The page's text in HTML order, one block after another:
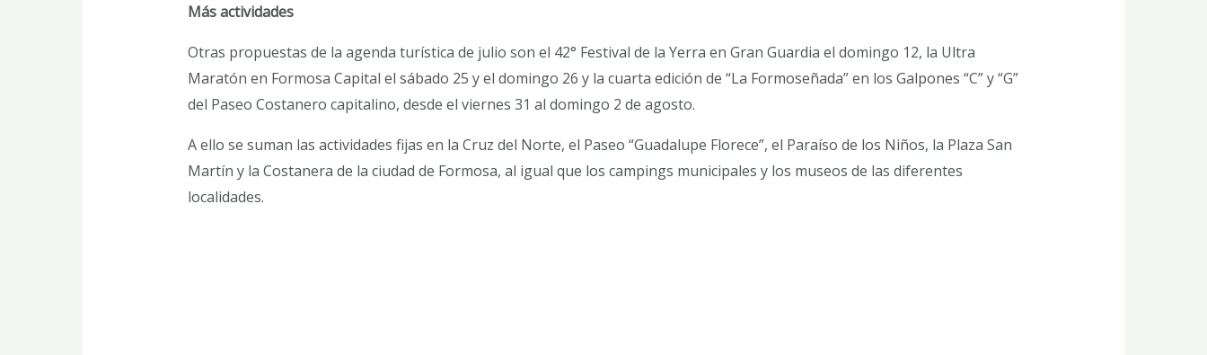
Más actividades
Otras propuestas de la agenda turística de julio son el 42° Festival de la Yerra en Gran Guardia el domingo 12, la Ultra
Maratón en Formosa Capital el sábado 25 y el domingo 26 y la cuarta edición de “La Formoseñada” en los Galpones “C” y “G”
del Paseo Costanero capitalino, desde el viernes 31 al domingo 2 de agosto.
A ello se suman las actividades fijas en la Cruz del Norte, el Paseo “Guadalupe Florece”, el Paraíso de los Niños, la Plaza San
Martín y la Costanera de la ciudad de Formosa, al igual que los campings municipales y los museos de las diferentes
localidades.